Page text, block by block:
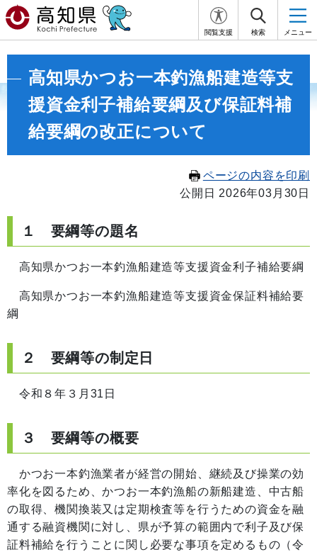
閲覧支援 検索 メニュー
高知県かつお一本釣漁船建造等支
援資金利子補給要綱及び保証料補
給要綱の改正について
ページの内容を印刷
公開日 2026年03月30日
１ 要綱等の題名
高知県かつお一本釣漁船建造等支援資金利子補給要綱
高知県かつお一本釣漁船建造等支援資金保証料補給要
綱
２ 要綱等の制定日
令和８年３月31日
３ 要綱等の概要
かつお一本釣漁業者が経営の開始、継続及び操業の効
率化を図るため、かつお一本釣漁船の新船建造、中古船
の取得、機関換装又は定期検査等を行うための資金を融
通する融資機関に対し、県が予算の範囲内で利子及び保
証料補給を行うことに関し必要な事項を定めるもの（令